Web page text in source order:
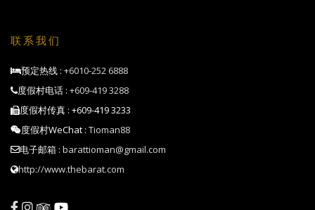
联系我们
预定热线 : +6010-252 6888
度假村电话 : +609-419 3288
度假村传真 : +609-419 3233
度假村WeChat : Tioman88
电子邮箱 : barattioman@gmail.com
http://www.thebarat.com